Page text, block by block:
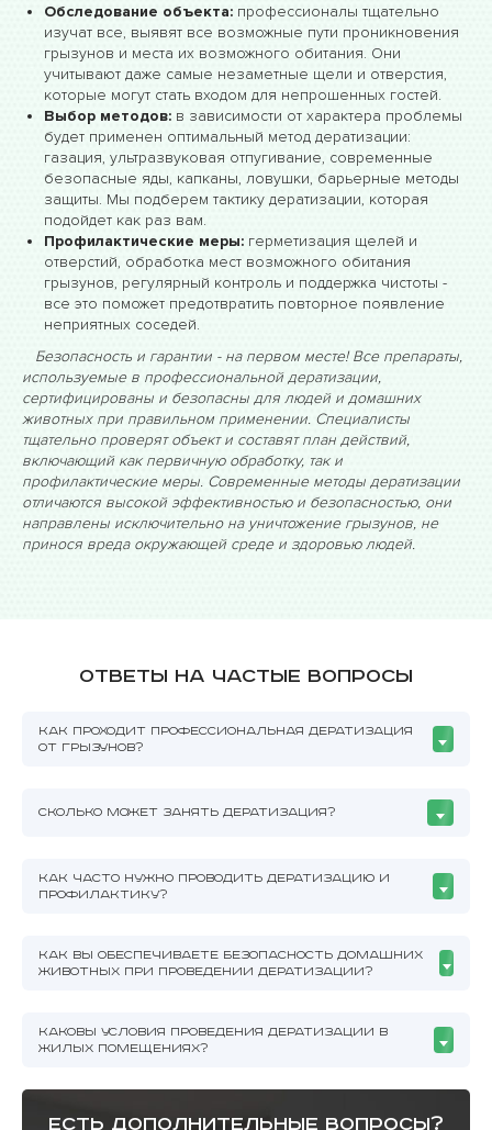
Обследование объекта: профессионалы тщательно
изучат все, выявят все возможные пути проникновения
грызунов и места их возможного обитания. Они
учитывают даже самые незаметные щели и отверстия,
которые могут стать входом для непрошенных гостей.
Выбор методов: в зависимости от характера проблемы
будет применен оптимальный метод дератизации:
газация, ультразвуковая отпугивание, современные
безопасные яды, капканы, ловушки, барьерные методы
защиты. Мы подберем тактику дератизации, которая
подойдет как раз вам.
Профилактические меры: герметизация щелей и
отверстий, обработка мест возможного обитания
грызунов, регулярный контроль и поддержка чистоты -
все это поможет предотвратить повторное появление
неприятных соседей.
Безопасность и гарантии - на первом месте! Все препараты,
используемые в профессиональной дератизации,
сертифицированы и безопасны для людей и домашних
животных при правильном применении. Специалисты
тщательно проверят объект и составят план действий,
включающий как первичную обработку, так и
профилактические меры. Современные методы дератизации
отличаются высокой эффективностью и безопасностью, они
направлены исключительно на уничтожение грызунов, не
принося вреда окружающей среде и здоровью людей.
Ответы на частые вопросы
КАК ПРОХОДИТ ПРОФЕССИОНАЛЬНАЯ ДЕРАТИЗАЦИЯ
ОТ ГРЫЗУНОВ?
СКОЛЬКО МОЖЕТ ЗАНЯТЬ ДЕРАТИЗАЦИЯ?
КАК ЧАСТО НУЖНО ПРОВОДИТЬ ДЕРАТИЗАЦИЮ И
ПРОФИЛАКТИКУ?
КАК ВЫ ОБЕСПЕЧИВАЕТЕ БЕЗОПАСНОСТЬ ДОМАШНИХ
ЖИВОТНЫХ ПРИ ПРОВЕДЕНИИ ДЕРАТИЗАЦИИ?
КАКОВЫ УСЛОВИЯ ПРОВЕДЕНИЯ ДЕРАТИЗАЦИИ В
ЖИЛЫХ ПОМЕЩЕНИЯХ?
есть дополнительные вопросы?